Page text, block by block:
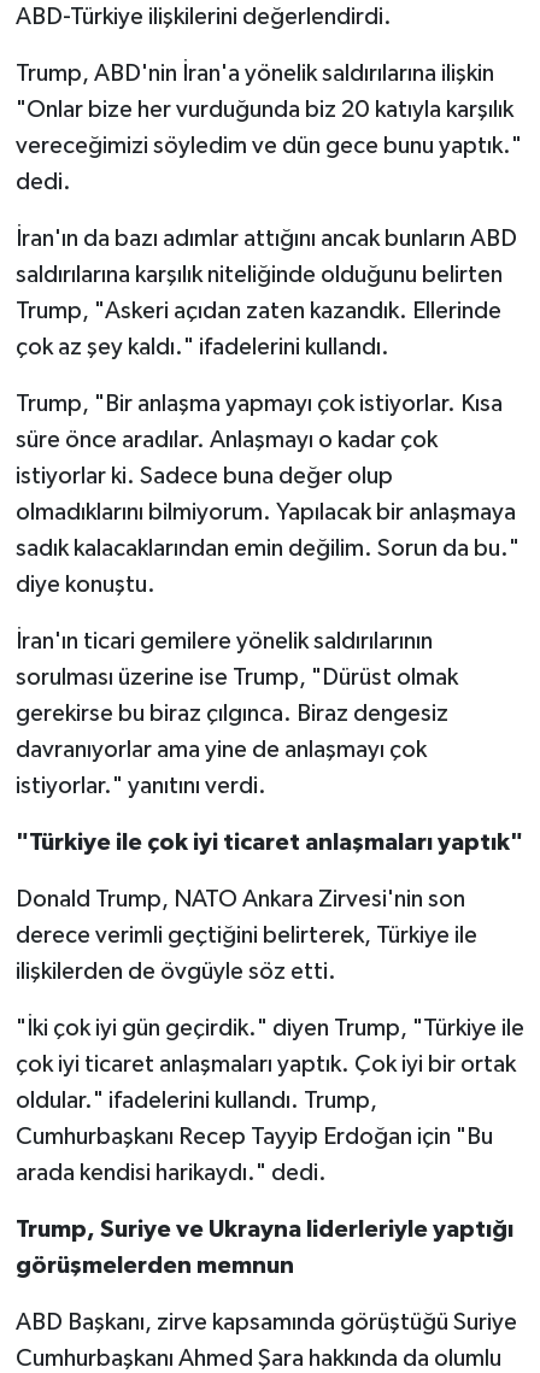
ABD-Türkiye ilişkilerini değerlendirdi.
Trump, ABD'nin İran'a yönelik saldırılarına ilişkin
"Onlar bize her vurduğunda biz 20 katıyla karşılık
vereceğimizi söyledim ve dün gece bunu yaptık."
dedi.
İran'ın da bazı adımlar attığını ancak bunların ABD
saldırılarına karşılık niteliğinde olduğunu belirten
Trump, "Askeri açıdan zaten kazandık. Ellerinde
çok az şey kaldı." ifadelerini kullandı.
Trump, "Bir anlaşma yapmayı çok istiyorlar. Kısa
süre önce aradılar. Anlaşmayı o kadar çok
istiyorlar ki. Sadece buna değer olup
olmadıklarını bilmiyorum. Yapılacak bir anlaşmaya
sadık kalacaklarından emin değilim. Sorun da bu."
diye konuştu.
İran'ın ticari gemilere yönelik saldırılarının
sorulması üzerine ise Trump, "Dürüst olmak
gerekirse bu biraz çılgınca. Biraz dengesiz
davranıyorlar ama yine de anlaşmayı çok
istiyorlar." yanıtını verdi.
"Türkiye ile çok iyi ticaret anlaşmaları yaptık"
Donald Trump, NATO Ankara Zirvesi'nin son
derece verimli geçtiğini belirterek, Türkiye ile
ilişkilerden de övgüyle söz etti.
"İki çok iyi gün geçirdik." diyen Trump, "Türkiye ile
çok iyi ticaret anlaşmaları yaptık. Çok iyi bir ortak
oldular." ifadelerini kullandı. Trump,
Cumhurbaşkanı Recep Tayyip Erdoğan için "Bu
arada kendisi harikaydı." dedi.
Trump, Suriye ve Ukrayna liderleriyle yaptığı
görüşmelerden memnun
ABD Başkanı, zirve kapsamında görüştüğü Suriye
Cumhurbaşkanı Ahmed Şara hakkında da olumlu